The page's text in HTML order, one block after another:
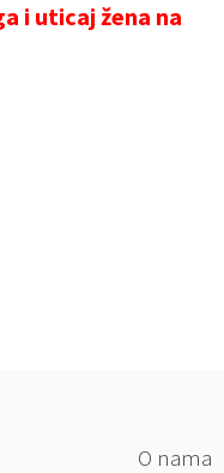
i uticaj žena na
O nama